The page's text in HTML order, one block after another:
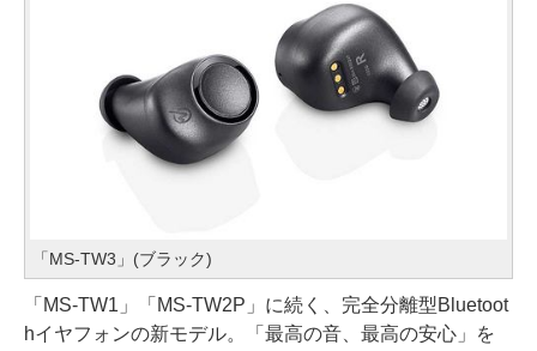
「MS-TW3」(ブラック)
「MS-TW1」「MS-TW2P」に続く、完全分離型Bluetoot
hイヤフォンの新モデル。「最高の音、最高の安心」を